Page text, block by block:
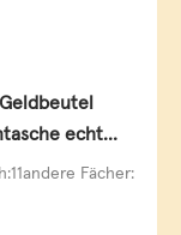
echt
Fächer: